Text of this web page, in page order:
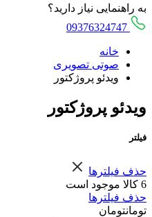
به راهنمایی نیاز دارید؟
خانه
صوتی تصویری
ویدئو پروژکتور
ویدئو پروژکتور
فیلتر
حذف فیلترها
6 کالا موجود است
حذف فیلترها
تومانتومان